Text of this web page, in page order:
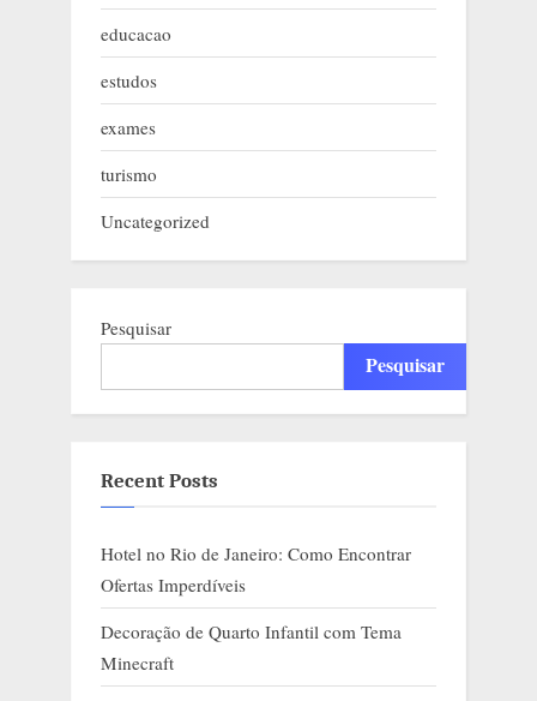
educacao
estudos
exames
turismo
Uncategorized
Pesquisar
Pesquisar
Recent Posts
Hotel no Rio de Janeiro: Como Encontrar
Ofertas Imperdíveis
Decoração de Quarto Infantil com Tema
Minecraft